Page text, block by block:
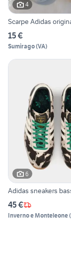
4
Scarpe Adidas
15 €
Sumirago(VA)
6
Adidas sneakers
45 €
Inverno e Monteleone(